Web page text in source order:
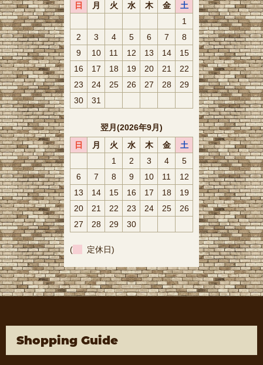
日 月 火 水 木 金
土
1
2
3 4 5 6 7
8
9
10 11 12 13 14
15
16
17 18 19 20 21
22
23
24 25 26 27 28
29
30
31
翌月(2026年9月)
日
月 火 水 木 金
土
1
2 3 4
5
6
7 8 9 10 11
12
13
14 15 16 17 18
19
20
21 22 23 24 25
26
27
28 29 30
( 定休日)
Shopping Guide